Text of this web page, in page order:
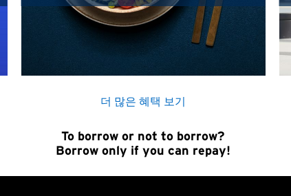
더 많은 혜택 보기
To borrow or not to borrow?
Borrow only if you can repay!
H
홍콩